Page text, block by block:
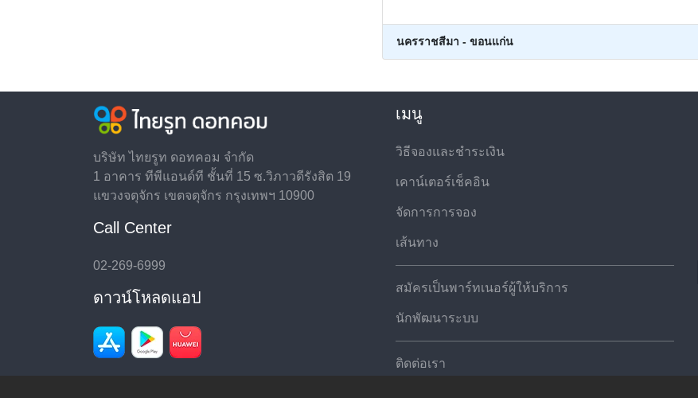
นครราชสีมา - ขอนแก่น
บริษัท ไทยรูท ดอทคอม จำกัด
1 อาคาร ทีพีแอนด์ที ชั้นที่ 15 ซ.วิภาวดีรังสิต 19
แขวงจตุจักร เขตจตุจักร กรุงเทพฯ 10900
Call Center
02-269-6999
ดาวน์โหลดแอป
เมนู
วิธีจองและชำระเงิน
เคาน์เตอร์เช็คอิน
จัดการการจอง
เส้นทาง
สมัครเป็นพาร์ทเนอร์ผู้ให้บริการ
นักพัฒนาระบบ
ติดต่อเรา